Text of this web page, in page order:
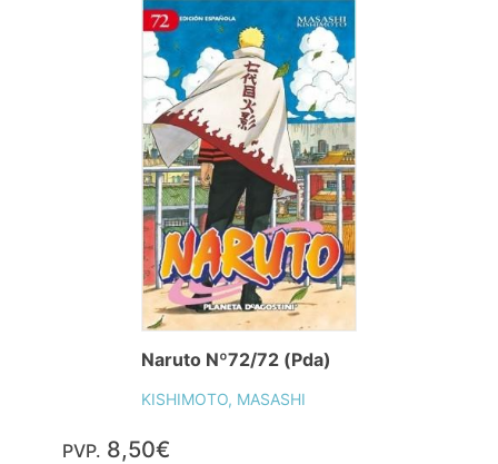
Naruto Nº72/72 (Pda)
KISHIMOTO, MASASHI
PVP. 8,50€